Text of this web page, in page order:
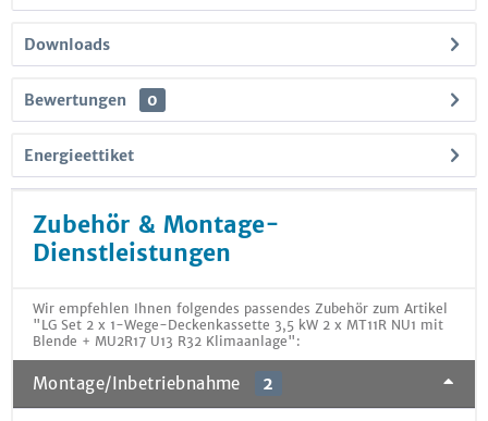
Downloads
Bewertungen 0
Energieettiket
Zubehör & Montage-
Dienstleistungen
Wir empfehlen Ihnen folgendes passendes Zubehör zum Artikel
"LG Set 2 x 1-Wege-Deckenkassette 3,5 kW 2 x MT11R NU1 mit
Blende + MU2R17 U13 R32 Klimaanlage":
Montage/Inbetriebnahme 2